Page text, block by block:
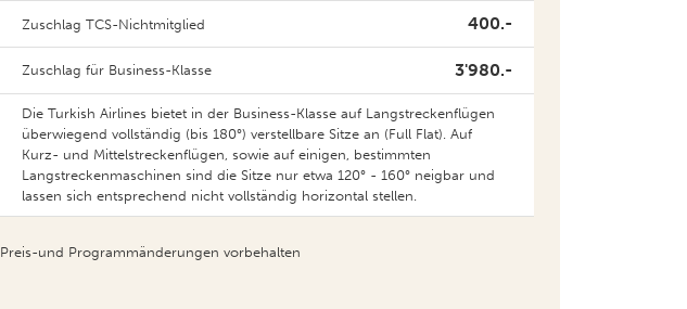
Zuschlag TCS-Nichtmitglied 400.-
Zuschlag für Business-Klasse 3'980.-
Die Turkish Airlines bietet in der Business-Klasse auf Langstreckenflügen
überwiegend vollständig (bis 180°) verstellbare Sitze an (Full Flat). Auf
Kurz- und Mittelstreckenflügen, sowie auf einigen, bestimmten
Langstreckenmaschinen sind die Sitze nur etwa 120° - 160° neigbar und
lassen sich entsprechend nicht vollständig horizontal stellen.
Preis-und Programmänderungen vorbehalten